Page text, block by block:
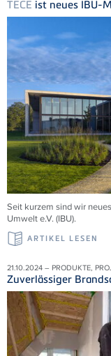
TECE ist neues IBU-
Seit kurzem sind wir
Umwelt e.V. (IBU).
ARTIKEL LESEN
21.10.2024 – PRODUKTE,
Zuverlässiger